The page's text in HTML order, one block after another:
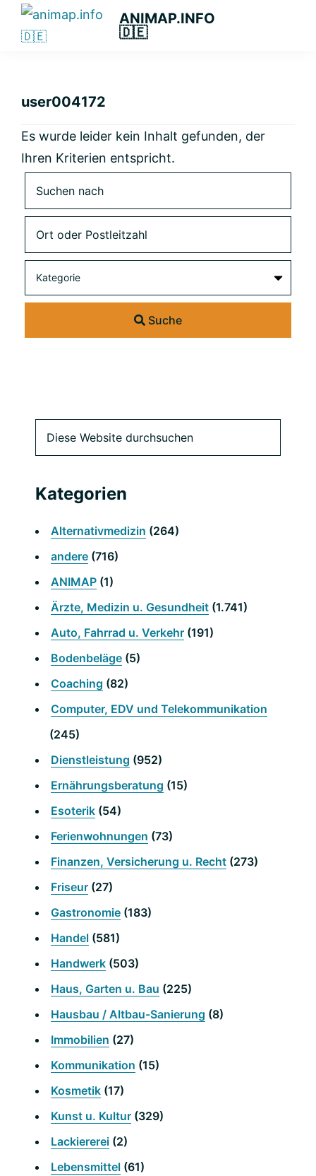
Hauptnavigation
Zum
Hauptinhalt
primären
ANIMAP.INFO
🇩🇪
Das
user004172
Es wurde leider kein Inhalt gefunden, der
Ihren Kriterien entspricht.
Suche
Primäre
Seitenleiste
Website
Kategorien
Alternativmedizin (264)
andere (716)
ANIMAP (1)
Ärzte, Medizin u. Gesundheit (1.741)
Auto, Fahrrad u. Verkehr (191)
Bodenbeläge (5)
Coaching (82)
Computer, EDV und Telekommunikation
(245)
Dienstleistung (952)
Ernährungsberatung (15)
Esoterik (54)
Ferienwohnungen (73)
Finanzen, Versicherung u. Recht (273)
Friseur (27)
Gastronomie (183)
Handel (581)
Handwerk (503)
Haus, Garten u. Bau (225)
Hausbau / Altbau-Sanierung (8)
Immobilien (27)
Kommunikation (15)
Kosmetik (17)
Kunst u. Kultur (329)
Lackiererei (2)
Lebensmittel (61)